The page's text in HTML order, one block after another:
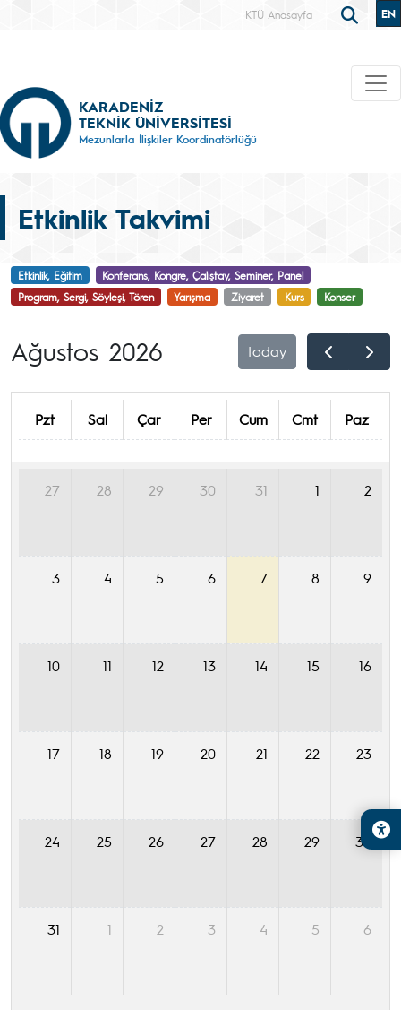
KTÜ Anasayfa EN
KARADENİZ
TEKNİK ÜNİVERSİTESİ
Mezunlarla İlişkiler Koordinatörlüğü
Etkinlik Takvimi
Etkinlik, Eğitim
Konferans, Kongre, Çalıştay, Seminer, Panel
Program, Sergi, Söyleşi, Tören
Yarışma Ziyaret Kurs Konser
Ağustos 2026 today
Pzt Sal Çar Per Cum Cmt Paz
27 28 29 30 31 1 2
3 4 5 6 7 8 9
10 11 12 13 14 15 16
17 18 19 20 21 22 23
24 25 26 27 28 29 30
31 1 2 3 4 5 6